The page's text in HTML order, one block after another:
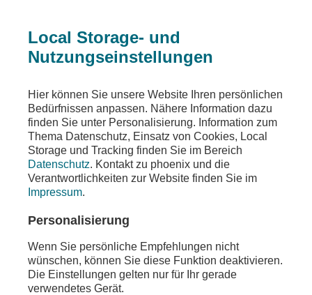
Ein Fehler ist aufgetreten
Die angeforderte Seite wurde nicht gefunden
Die von Ihnen gewünschten Inhalte sind unter der
aufgerufenen Adresse nicht oder auch nicht mehr
vorhanden. Möglicherweise haben Sie einen
veralteten Link oder ein altes Lesezeichen
Besuchen Sie unsereHomepage, um sich über
unser aktuelles Angebot zu informieren.
Local Storage- und
Nutzungseinstellungen
Hier können Sie unsere Website Ihren persönlichen
Bedürfnissen anpassen. Nähere Information dazu
finden Sie unter Personalisierung. Information zum
Thema Datenschutz, Einsatz von Cookies, Local
Storage und Tracking finden Sie im Bereich
Datenschutz. Kontakt zu phoenix und die
Verantwortlichkeiten zur Website finden Sie im
Impressum.
Personalisierung
Wenn Sie persönliche Empfehlungen nicht
wünschen, können Sie diese Funktion deaktivieren.
Die Einstellungen gelten nur für Ihr gerade
verwendetes Gerät.